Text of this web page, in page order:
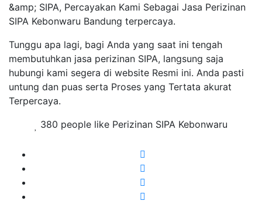
&amp; SIPA, Percayakan Kami Sebagai Jasa Perizinan
SIPA Kebonwaru Bandung terpercaya.
Tunggu apa lagi, bagi Anda yang saat ini tengah
membutuhkan jasa perizinan SIPA, langsung saja
hubungi kami segera di website Resmi ini. Anda pasti
untung dan puas serta Proses yang Tertata akurat
Terpercaya.
380 people like Perizinan SIPA Kebonwaru